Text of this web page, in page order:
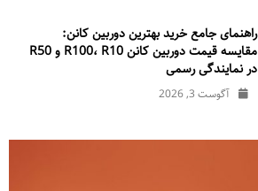
راهنمای جامع خرید بهترین دوربین کانن:
مقایسه قیمت دوربین کانن R100، R10 و R50
در نمایندگی رسمی
آگوست 3, 2026